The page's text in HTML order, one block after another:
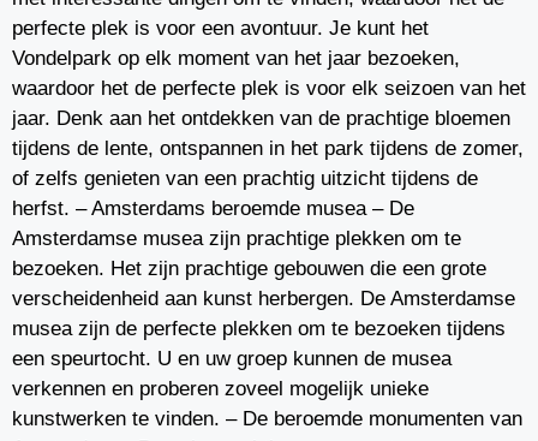
perfecte plek is voor een avontuur. Je kunt het
Vondelpark op elk moment van het jaar bezoeken,
waardoor het de perfecte plek is voor elk seizoen van het
jaar. Denk aan het ontdekken van de prachtige bloemen
tijdens de lente, ontspannen in het park tijdens de zomer,
of zelfs genieten van een prachtig uitzicht tijdens de
herfst. – Amsterdams beroemde musea – De
Amsterdamse musea zijn prachtige plekken om te
bezoeken. Het zijn prachtige gebouwen die een grote
verscheidenheid aan kunst herbergen. De Amsterdamse
musea zijn de perfecte plekken om te bezoeken tijdens
een speurtocht. U en uw groep kunnen de musea
verkennen en proberen zoveel mogelijk unieke
kunstwerken te vinden. – De beroemde monumenten van